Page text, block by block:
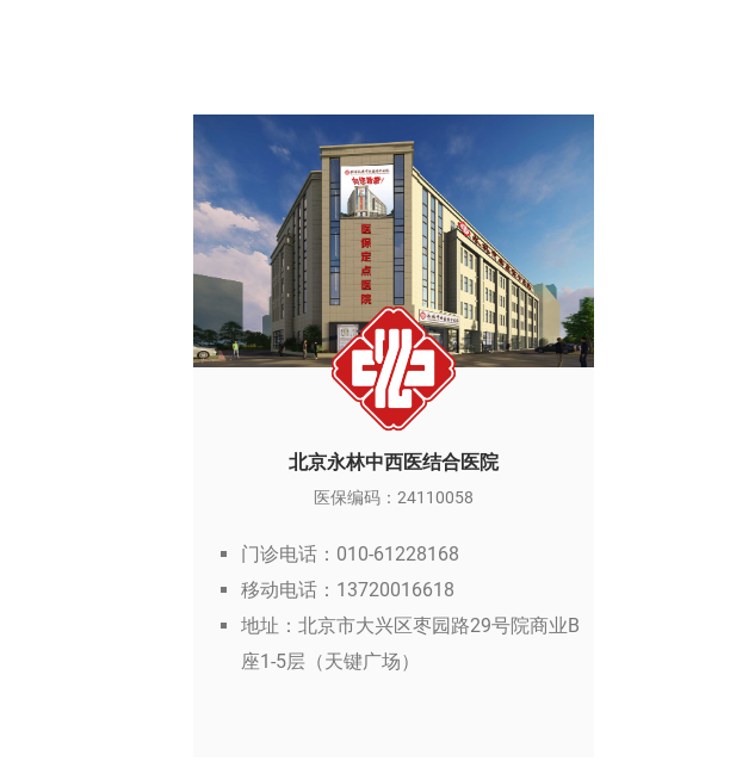
北京永林中西医结合医院
医保编码：24110058
门诊电话：010-61228168
移动电话：13720016618
地址：北京市大兴区枣园路29号院商业B
座1-5层（天键广场）